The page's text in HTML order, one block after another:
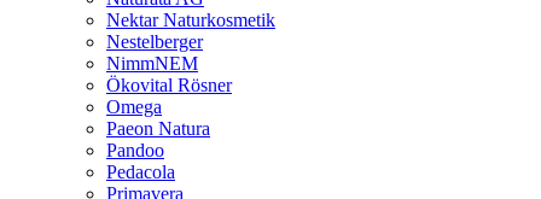
Nektar Naturkosmetik
Nestelberger
NimmNEM
Ökovital Rösner
Omega
Paeon Natura
Pandoo
Pedacola
Primavera